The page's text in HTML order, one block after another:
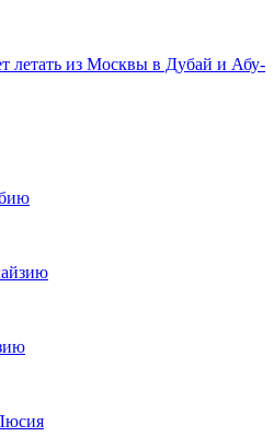
летать из Москвы в Дубай и Абу-